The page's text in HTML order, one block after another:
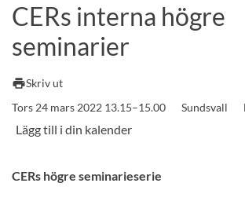
Andra söktjänster
Kurser och program
CERs interna högre
seminarier
printSkriv ut
Tors 24 mars 2022 13.15–15.00
Sundsvall
CERs högre seminarieserie